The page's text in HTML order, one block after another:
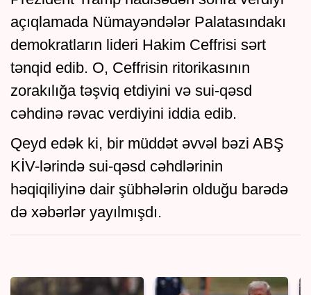
açıqlamada Nümayəndələr Palatasındakı
demokratların lideri Hakim Ceffrisi sərt
tənqid edib. O, Ceffrisin ritorikasının
zorakılığa təşviq etdiyini və sui-qəsd
cəhdinə rəvac verdiyini iddia edib.
Qeyd edək ki, bir müddət əvvəl bəzi ABŞ
KİV-lərində sui-qəsd cəhdlərinin
həqiqiliyinə dair şübhələrin olduğu barədə
də xəbərlər yayılmışdı.